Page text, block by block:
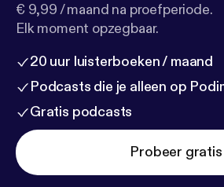
€ 9,99 / maand na proefperiode.
Elk moment opzegbaar.
20 uur luisterboeken / maand
Podcasts die je alleen op
Gratis podcasts
Probeer gratis